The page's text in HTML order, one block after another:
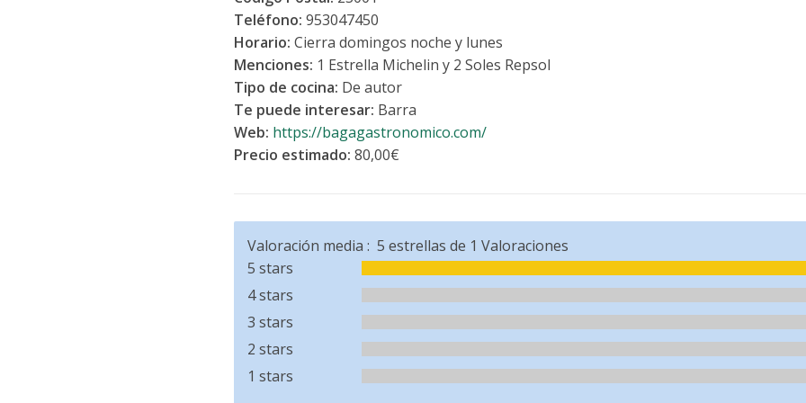
Teléfono: 953047450
Horario: Cierra domingos noche y lunes
Menciones: 1 Estrella Michelin y 2 Soles Repsol
Tipo de cocina: De autor
Te puede interesar: Barra
Web: https://bagagastronomico.com/
Precio estimado: 80,00€
Valoración media :
5 stars
4 stars
3 stars
2 stars
1 stars
5 estrellas de 1 Valoraciones